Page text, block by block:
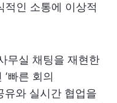
적인 소통에 이상적
무실 채팅을 재현한
빠른 회의
유와 실시간 협업을